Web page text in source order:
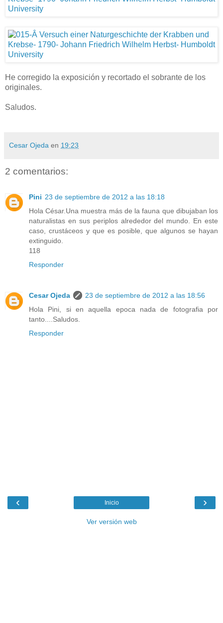
He corregido la exposición y recortado el sobrante de los
originales.
Saludos.
Cesar Ojeda en 19:23
2 comentarios:
Pini 23 de septiembre de 2012 a las 18:18
Hola César.Una muestra más de la fauna que dibujaban los
naturalistas en sus periplos alrededor del mundo. En este
caso, crustáceos y que es posible, que algunos se hayan
extinguido.
118
Responder
Cesar Ojeda
23 de septiembre de 2012 a las 18:56
Hola Pini, si en aquella epoca nada de fotografia por
tanto....Saludos.
Responder
‹ ›
Inicio
Ver versión web